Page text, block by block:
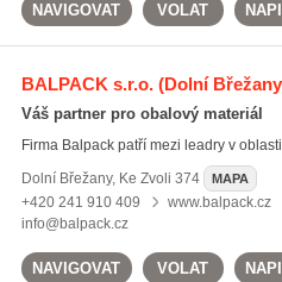
NAVIGOVAT VOLAT
BALPACK s.r.o.(Dolní
Váš partner pro obalový materiál
Firma Balpack patří mezi leadry v
Dolní Břežany, Ke Zvoli 374 MAPA
+420 241 910 409 www.balpack.cz
info@balpack.cz
NAVIGOVAT VOLAT